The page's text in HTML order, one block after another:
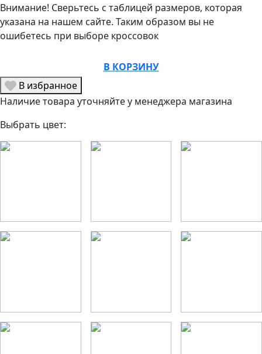
Внимание! Сверьтесь с таблицей размеров, которая
указана на нашем сайте. Таким образом вы не
ошибетесь при выборе кроссовок
В КОРЗИНУ
В избранное
Наличие товара уточняйте у менеджера магазина
Выбрать цвет: